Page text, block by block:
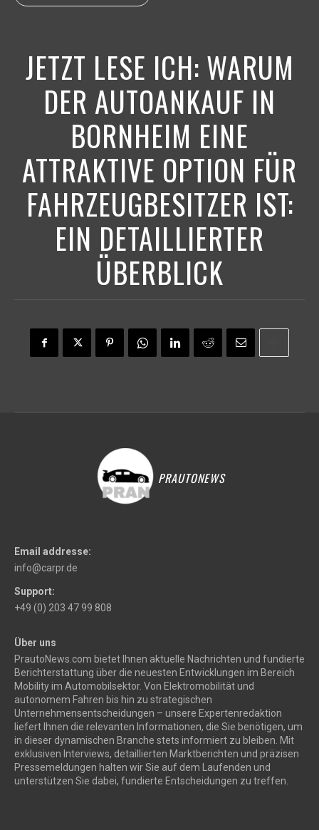
JETZT LESE ICH: WARUM
DER AUTOANKAUF IN
BORNHEIM EINE
ATTRAKTIVE OPTION FÜR
FAHRZEUGBESITZER IST:
EIN DETAILLIERTER
ÜBERBLICK
PRAUTONEWS
Email addresse:
info@carpr.de
Support:
+49 (0) 203 47 99 808
Über uns
PrautoNews.com bietet Ihnen aktuelle Nachrichten und fundierte
Berichterstattung über die neuesten Entwicklungen im Bereich
Mobility im Automobilsektor. Von Elektromobilität und
autonomem Fahren bis hin zu strategischen
Unternehmensentscheidungen – unsere Expertenredaktion
liefert Ihnen die relevanten Informationen, die Sie benötigen, um
in dieser dynamischen Branche stets informiert zu bleiben. Mit
exklusiven Interviews, detaillierten Marktberichten und präzisen
Pressemeldungen halten wir Sie auf dem Laufenden und
unterstützen Sie dabei, fundierte Entscheidungen zu treffen.